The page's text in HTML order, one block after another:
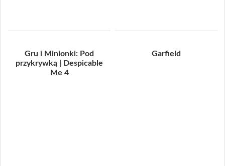
Gru i Minionki: Pod
przykrywką | Despicable
Me 4
Garfield